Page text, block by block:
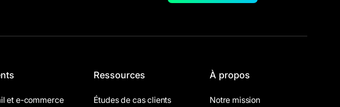
et e-commerce
Ressources
Études de cas clients
À propos
Notre mission